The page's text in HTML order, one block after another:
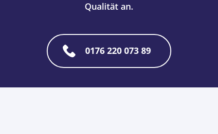
Qualität an.